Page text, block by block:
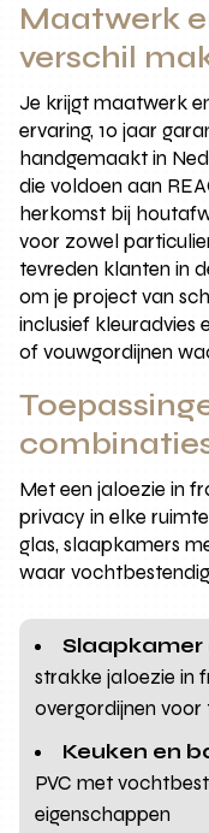
Maatwerk
verschil
Je krijgt maatwerk
ervaring, 10 jaar
handgemaakt in
die voldoen aan
herkomst bij
voor zowel
tevreden klanten in
om je project van
inclusief kleuradvies
of vouwgordijnen
Met een jaloezie in
privacy in elke
glas, slaapkamers
waar
strakke jaloezie in
overgordijnen
Keuken en
PVC met
eigenschappen